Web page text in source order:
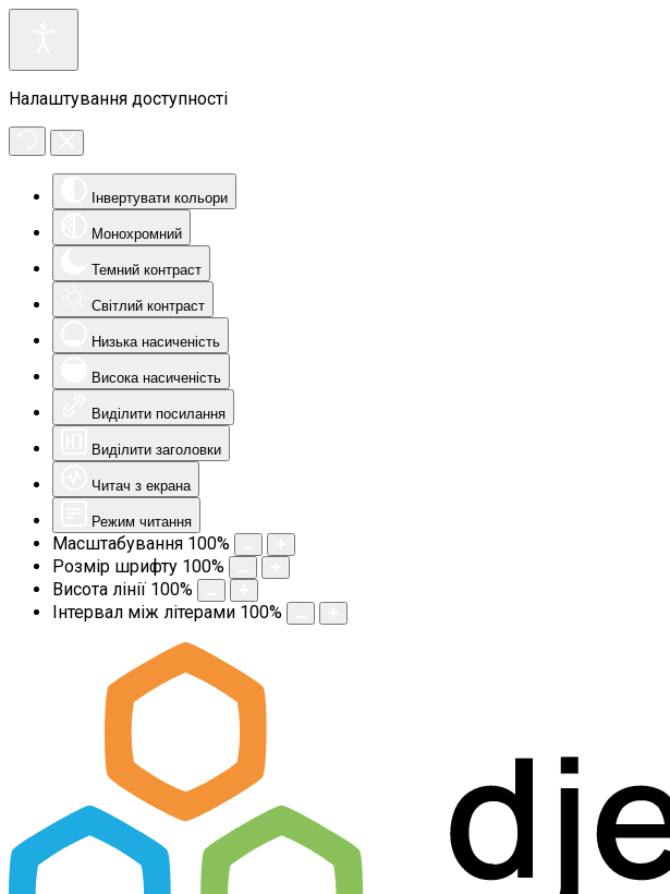
Налаштування доступності
Інвертувати кольори
Монохромний
Темний контраст
Світлий контраст
Низька насиченість
Висока насиченість
Виділити посилання
Виділити заголовки
Читач з екрана
Режим читання
Масштабування 100%
Розмір шрифту 100%
Висота лінії 100%
Інтервал між літерами 100%